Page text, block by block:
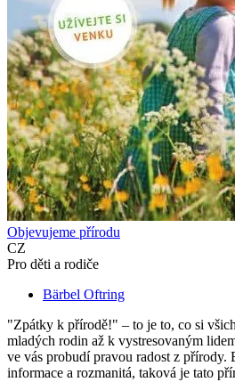
Objevujeme přírodu
CZ
Pro děti a rodiče
Bärbel Oftring
"Zpátky k přírodě!" – to je to, co si
mladých rodin až k vystresovaným
ve vás probudí pravou radost z přírody.
informace a rozmanitá, taková je tato